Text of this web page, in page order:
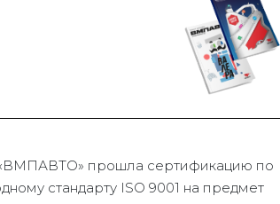
прошла сертификацию по
стандарту ISO 9001 на предмет